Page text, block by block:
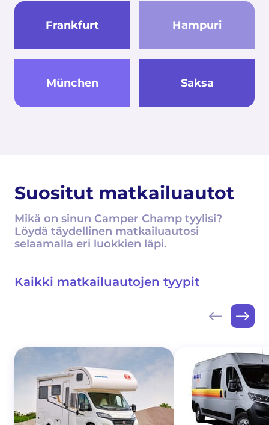
Frankfurt Hampuri
München Saksa
Suositut matkailuautot
Mikä on sinun Camper Champ tyylisi?
Löydä täydellinen matkailuautosi
selaamalla eri luokkien läpi.
Kaikki matkailuautojen tyypit